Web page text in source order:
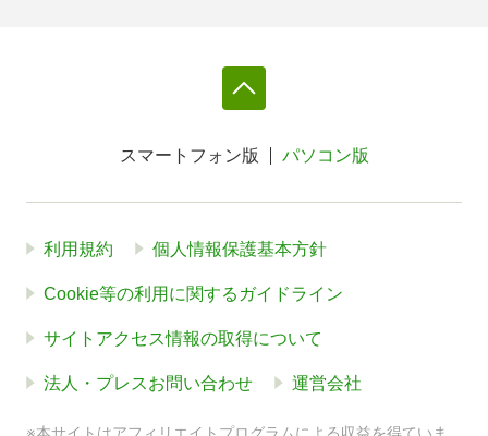
スマートフォン版 パソコン版
利用規約 個人情報保護基本方針
Cookie等の利用に関するガイドライン
サイトアクセス情報の取得について
法人・プレスお問い合わせ 運営会社
※本サイトはアフィリエイトプログラムによる収益を得ていま